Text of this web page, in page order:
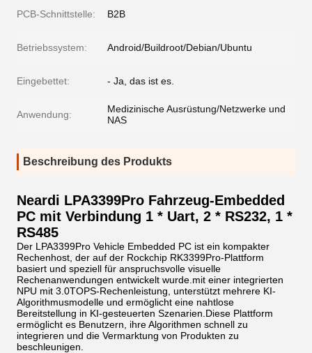
PCB-Schnittstelle: B2B
Betriebssystem: Android/Buildroot/Debian/Ubuntu
Eingebettet: - Ja, das ist es.
Anwendung:
Medizinische Ausrüstung/Netzwerke und
NAS
Beschreibung des Produkts
Neardi LPA3399Pro Fahrzeug-Embedded
PC mit Verbindung 1 * Uart, 2 * RS232, 1 *
RS485
Der LPA3399Pro Vehicle Embedded PC ist ein kompakter
Rechenhost, der auf der Rockchip RK3399Pro-Plattform
basiert und speziell für anspruchsvolle visuelle
Rechenanwendungen entwickelt wurde.mit einer integrierten
NPU mit 3.0TOPS-Rechenleistung, unterstützt mehrere KI-
Algorithmusmodelle und ermöglicht eine nahtlose
Bereitstellung in KI-gesteuerten Szenarien.Diese Plattform
ermöglicht es Benutzern, ihre Algorithmen schnell zu
integrieren und die Vermarktung von Produkten zu
beschleunigen.